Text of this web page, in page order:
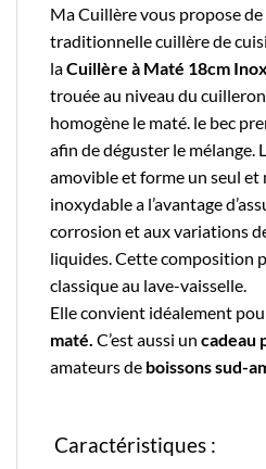
Ma Cuillèrevous propose
traditionnellecuillère de
laCuillère à Maté 18cm
trouée au niveau du
homogène le maté. le bec
afin de déguster le mélange.
amovible et forme un seul et
inoxydablea l’avantage
corrosion et aux variations
liquides. Cette composition
classique au lave-vaisselle.
Elle convient idéalement
maté. C’est aussi un cadeau
amateurs de boissons sud-
Caractéristiques :